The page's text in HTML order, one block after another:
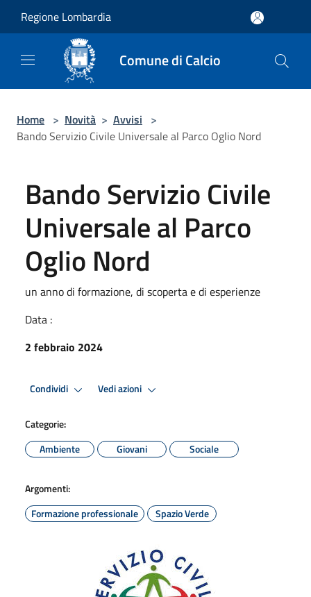
Regione Lombardia
Comune di Calcio
Home > Novità > Avvisi >
Bando Servizio Civile Universale al Parco Oglio Nord
Bando Servizio Civile
Universale al Parco
Oglio Nord
un anno di formazione, di scoperta e di esperienze
Data :
2 febbraio 2024
Condividi Vedi azioni
Categorie:
Ambiente
Giovani Sociale
Argomenti:
Formazione professionale
Spazio Verde